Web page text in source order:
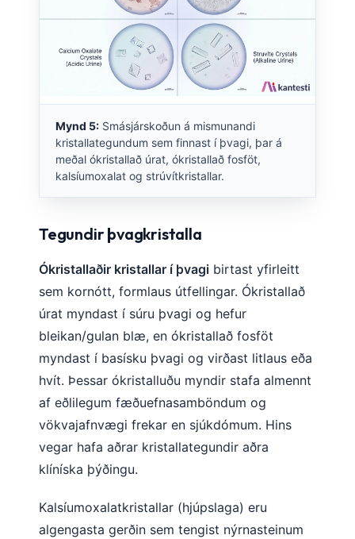
Mynd 5: Smásjárskoðun á mismunandi
kristallategundum sem finnast í þvagi, þar á
meðal ókristallað úrat, ókristallað fosföt,
kalsíumoxalat og strúvítkristallar.
Tegundir þvagkristalla
Ókristallaðir kristallar í þvagi birtast yfirleitt
sem kornótt, formlaus útfellingar. Ókristallað
úrat myndast í súru þvagi og hefur
bleikan/gulan blæ, en ókristallað fosföt
myndast í basísku þvagi og virðast litlaus eða
hvít. Þessar ókristalluðu myndir stafa almennt
af eðlilegum fæðuefnasamböndum og
vökvajafnvægi frekar en sjúkdómum. Hins
vegar hafa aðrar kristallategundir aðra
klíníska þýðingu.
Kalsíumoxalatkristallar (hjúpslaga) eru
algengasta gerðin sem tengist nýrnasteinum
অসমীয়া
Latviešu valoda
Euskara
Gàidhlig
Occitan
العربية المغربية
Afrikaans
Basa Jawa
ئۇيغۇرچە
Кыргызча
Татар теле
Esperanto
Ślōnskŏ gŏdka